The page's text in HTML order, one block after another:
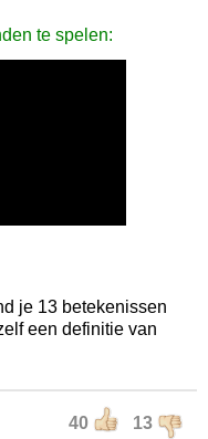
te spelen:
je 13 betekenissen
een definitie van
40 13